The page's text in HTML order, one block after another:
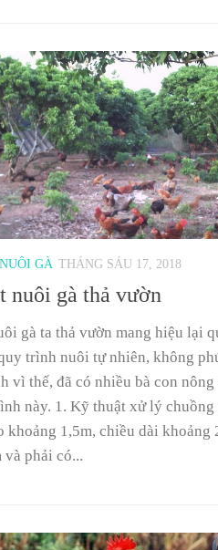
GÀ THÁNG SÁU 17, 2018
nuôi gà thả vườn
gà ta thả vườn mang hiệu lại
trình nuôi tự nhiên, không
vì thế, đã có nhiều bà con
này. 1. Kỹ thuật xử lý
khoảng 1,5m, chiều dài khoảng
và phải có...